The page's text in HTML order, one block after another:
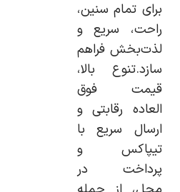
برای تمام سنین،
راحت، سریع و
لذت‌بخش فراهم
سازد.تنوع بالا،
قیمت‌ فوق
العاده رقابتی و
ارسال سریع با
تیپاکس و
پرداخت در